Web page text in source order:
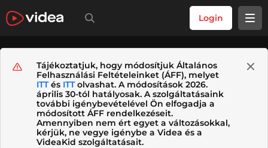
Login
Tájékoztatjuk, hogy módosítjuk Általános
Felhasználási Feltételeinket (ÁFF), melyet
ITTés ITTolvashat. A módosítások 2026.
április 30-tól hatályosak. A szolgáltatásaink
további igénybevételével Ön elfogadja a
módosított ÁFF rendelkezéseit.
Amennyiben nem ért egyet a változásokkal,
kérjük, ne vegye igénybe a Videa és a
VideaKid szolgáltatásait.